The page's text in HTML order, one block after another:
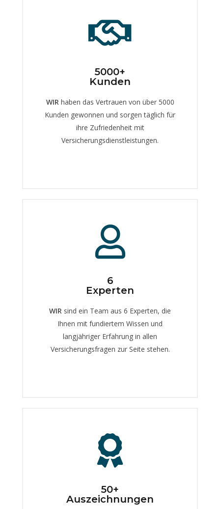
5000+
Kunden
WIRhaben das Vertrauen von über 5000
Kunden gewonnen und sorgen täglich für
ihre Zufriedenheit mit
Versicherungsdienstleistungen.
6
Experten
WIR sind ein Team aus 6 Experten, die
Ihnen mit fundiertem Wissen und
langjähriger Erfahrung in allen
Versicherungsfragen zur Seite stehen.
50+
Auszeichnungen